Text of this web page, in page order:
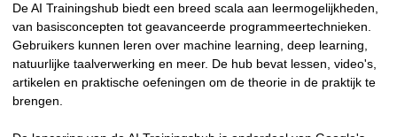
De AI Trainingshub biedt een breed scala aan leermogelijkheden,
van basisconcepten tot geavanceerde programmeertechnieken.
Gebruikers kunnen leren over machine learning, deep learning,
natuurlijke taalverwerking en meer. De hub bevat lessen, video's,
artikelen en praktische oefeningen om de theorie in de praktijk te
brengen.